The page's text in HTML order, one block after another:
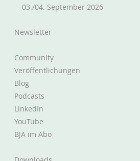
Newsletter
Community
Veröffentlichungen
Blog
Podcasts
LinkedIn
YouTube
BJA im Abo
03./04. September 2026